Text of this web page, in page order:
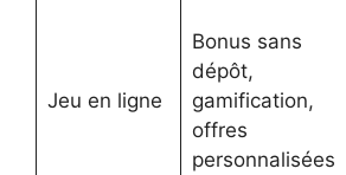
Jeu en ligne
Bonus sans
dépôt,
gamification,
offres
personnalisées